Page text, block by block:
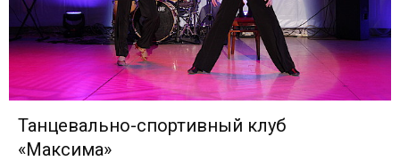
Танцевально-спортивный клуб
«Максима»